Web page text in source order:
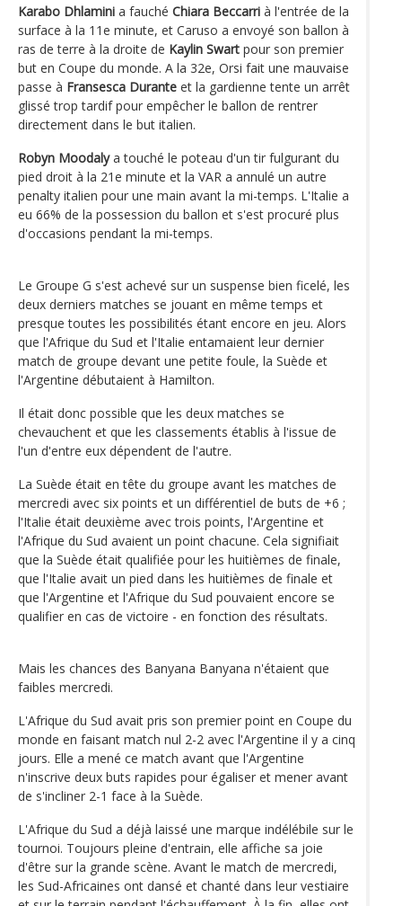
Karabo Dhlamini a fauché Chiara Beccarri à l'entrée de la
surface à la 11e minute, et Caruso a envoyé son ballon à
ras de terre à la droite de Kaylin Swart pour son premier
but en Coupe du monde. A la 32e, Orsi fait une mauvaise
passe à Fransesca Durante et la gardienne tente un arrêt
glissé trop tardif pour empêcher le ballon de rentrer
directement dans le but italien.
Robyn Moodalya touché le poteau d'un tir fulgurant du
pied droit à la 21e minute et la VAR a annulé un autre
penalty italien pour une main avant la mi-temps. L'Italie a
eu 66% de la possession du ballon et s'est procuré plus
d'occasions pendant la mi-temps.
Le Groupe G s'est achevé sur un suspense bien ficelé, les
deux derniers matches se jouant en même temps et
presque toutes les possibilités étant encore en jeu. Alors
que l'Afrique du Sud et l'Italie entamaient leur dernier
match de groupe devant une petite foule, la Suède et
l'Argentine débutaient à Hamilton.
Il était donc possible que les deux matches se
chevauchent et que les classements établis à l'issue de
l'un d'entre eux dépendent de l'autre.
La Suède était en tête du groupe avant les matches de
mercredi avec six points et un différentiel de buts de +6 ;
l'Italie était deuxième avec trois points, l'Argentine et
l'Afrique du Sud avaient un point chacune. Cela signifiait
que la Suède était qualifiée pour les huitièmes de finale,
que l'Italie avait un pied dans les huitièmes de finale et
que l'Argentine et l'Afrique du Sud pouvaient encore se
qualifier en cas de victoire - en fonction des résultats.
Mais les chances des Banyana Banyana n'étaient que
faibles mercredi.
L'Afrique du Sud avait pris son premier point en Coupe du
monde en faisant match nul 2-2 avec l'Argentine il y a cinq
jours. Elle a mené ce match avant que l'Argentine
n'inscrive deux buts rapides pour égaliser et mener avant
de s'incliner 2-1 face à la Suède.
L'Afrique du Sud a déjà laissé une marque indélébile sur le
tournoi. Toujours pleine d'entrain, elle affiche sa joie
d'être sur la grande scène. Avant le match de mercredi,
les Sud-Africaines ont dansé et chanté dans leur vestiaire